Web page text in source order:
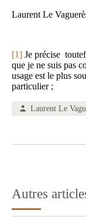
Laurent Le
[1] Je précise
que je ne suis pas
usage est le plus
particulier ;
Laurent Le
Autres